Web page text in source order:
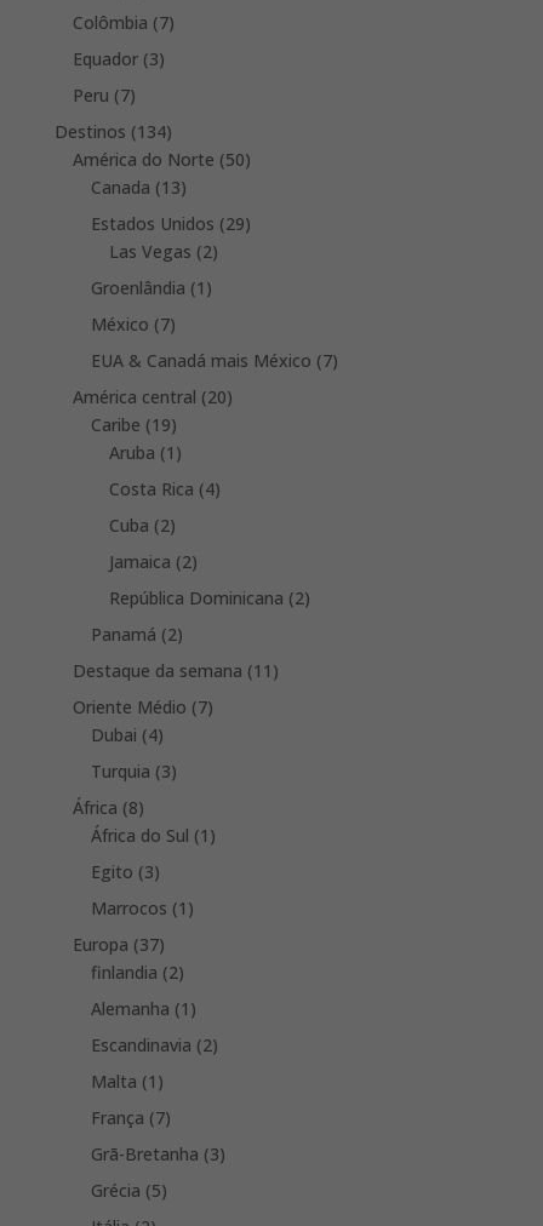
products
Colômbia 77
Equador 33
Peru 77
products
Destinos 134134
products
América do Norte 5050
Canada 1313
products
Estados Unidos 2929
Las Vegas 22
Groenlândia 1 1
México 77
products
EUA & Canadá mais México 77
América central 2020
Caribe 1919
products
Aruba 1 1
product
Costa Rica 44
Cuba 22
products
Jamaica 22
products
República Dominicana 22
Panamá 22
Destaque da semana 11 11
Oriente Médio 77
Dubai 44
products
Turquia 33
África 88
products
África do Sul 1 1
Egito 33
products
Marrocos 1 1
Europa 3737
products
finlandia 22
products
Alemanha 1 1
product
Escandinavia 22
Malta 1 1
product
França 77
products
Grã-Bretanha 33
Grécia 55